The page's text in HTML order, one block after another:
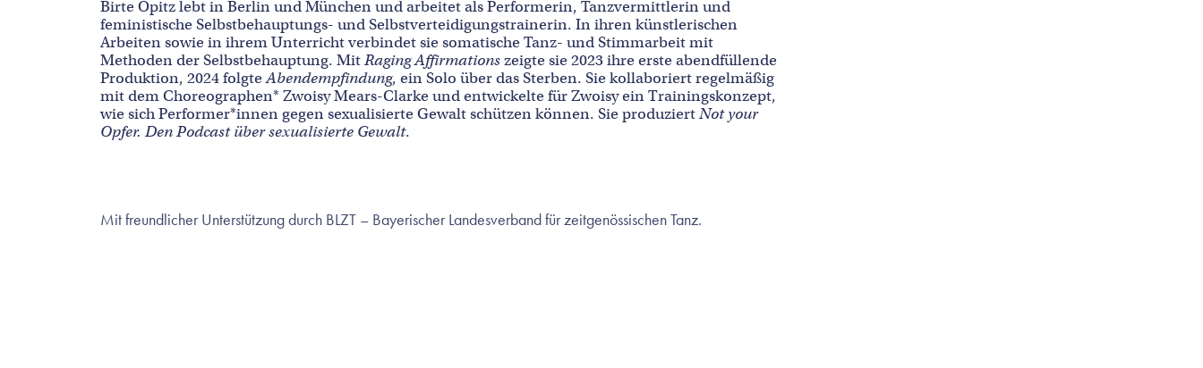
Birte Opitz lebt in Berlin und München und arbeitet als Performerin, Tanzvermittlerin und
feministische Selbstbehauptungs- und Selbstverteidigungstrainerin. In ihren künstlerischen
Arbeiten sowie in ihrem Unterricht verbindet sie somatische Tanz- und Stimmarbeit mit
Methoden der Selbstbehauptung. MitRaging Affirmationszeigte sie 2023 ihre erste abendfüllende
Produktion, 2024 folgteAbendempfindung, ein Solo über das Sterben. Sie kollaboriert regelmäßig
mit dem Choreographen* Zwoisy Mears-Clarke und entwickelte für Zwoisy ein Trainingskonzept,
wie sich Performer*innen gegen sexualisierte Gewalt schützen können. Sie produziertNot your
Opfer. Den Podcast übersexualisierte Gewalt.
Mit freundlicher Unterstützung durch BLZT – Bayerischer Landesverband für zeitgenössischen Tanz.